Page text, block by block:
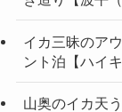
イカ三昧のア
ント泊【ハイ
山奥のイカ天